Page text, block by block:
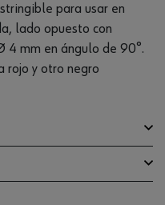
para usar en
lado opuesto con
4 mm en ángulo de 90°.
rojo y otro negro
20 A